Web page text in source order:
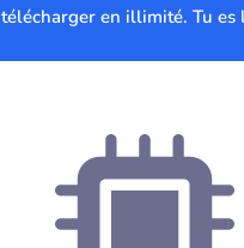
télécharger en illimité. Tu es